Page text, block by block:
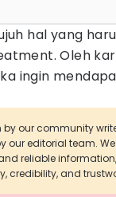
hal yang
Oleh
ingin
by our community
our editorial team.
reliable
credibility, and